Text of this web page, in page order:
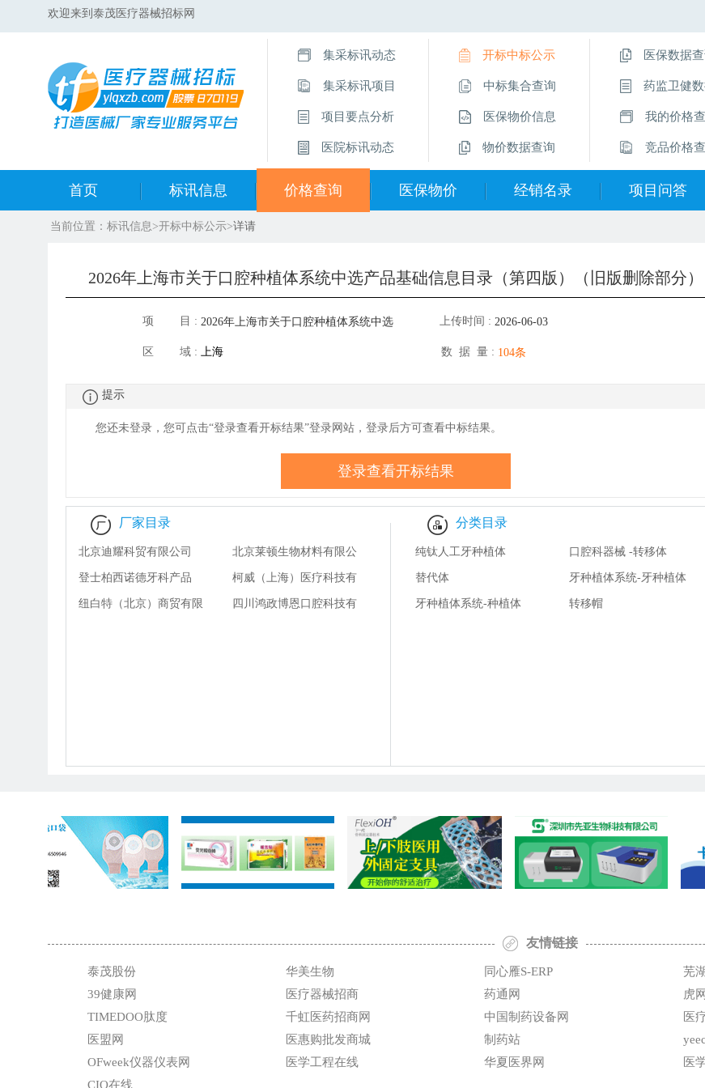
欢迎来到泰茂医疗器械招标网
集采标讯动态
集采标讯项目
项目要点分析
医院标讯动态
开标中标公示
中标集合查询
医保物价信息
物价数据查询
医保数据
药监卫健
我的价格
竞品价格
首页 标讯信息
集采标讯动态
集采标讯项目
医院标讯动态
价格查询
开标中标公示
目录集合查询
医保物价
物价数据查询
医保数据查询
经销名录
直采价供应商
项目问答
项目问答
当前位置： 标讯信息>开标中标公示>详请
2026年上海市关于口腔种植体系统中选产品基础信息目录（第四版）（旧版删除部分）
项 目 : 2026年上海市关于口腔种植体系统中选
产品基础信息目录（第四版）（旧版删
上传时间 : 2026-06-03
区 域 : 上海 数 据 量 : 104条
提示
您还未登录，您可点击“登录查看开标结果”登录网站，登录后方可查看中标结果。
登录查看开标结果
厂家目录
北京迪耀科贸有限公司 北京莱顿生物材料有限公
司
登士柏西诺德牙科产品
（上海）有限公司
柯威（上海）医疗科技有
限公司
纽白特（北京）商贸有限 四川鸿政博恩口腔科技有
分类目录
纯钛人工牙种植体 口腔科器械 -转移体
替代体 牙种植体系统-牙种植体
牙种植体系统-种植体 转移帽
友情链接
泰茂股份 华美生物 同心雁S-ERP 芜
39健康网
医疗器械招商 药通网 虎
TIMEDOO肽度
千虹医药招商网 中国制药设备网 医
医盟网
医惠购批发商城 制药站
OFweek仪器仪表网
医学工程在线 华夏医界网 医
CIO在线